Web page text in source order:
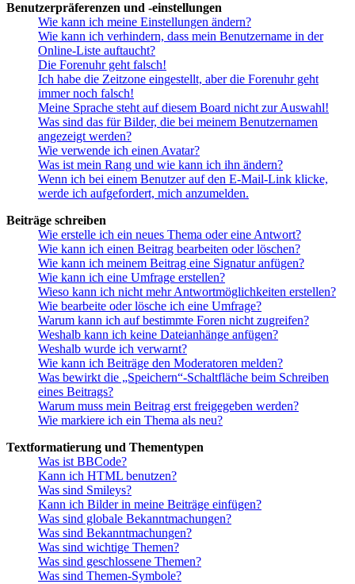
Benutzerpräferenzen und -einstellungen
Wie kann ich meine Einstellungen ändern?
Wie kann ich verhindern, dass mein Benutzername in der
Online-Liste auftaucht?
Die Forenuhr geht falsch!
Ich habe die Zeitzone eingestellt, aber die Forenuhr geht
immer noch falsch!
Meine Sprache steht auf diesem Board nicht zur Auswahl!
Was sind das für Bilder, die bei meinem Benutzernamen
angezeigt werden?
Wie verwende ich einen Avatar?
Was ist mein Rang und wie kann ich ihn ändern?
Wenn ich bei einem Benutzer auf den E-Mail-Link klicke,
werde ich aufgefordert, mich anzumelden.
Beiträge schreiben
Wie erstelle ich ein neues Thema oder eine Antwort?
Wie kann ich einen Beitrag bearbeiten oder löschen?
Wie kann ich meinem Beitrag eine Signatur anfügen?
Wie kann ich eine Umfrage erstellen?
Wieso kann ich nicht mehr Antwortmöglichkeiten erstellen?
Wie bearbeite oder lösche ich eine Umfrage?
Warum kann ich auf bestimmte Foren nicht zugreifen?
Weshalb kann ich keine Dateianhänge anfügen?
Weshalb wurde ich verwarnt?
Wie kann ich Beiträge den Moderatoren melden?
Was bewirkt die „Speichern“-Schaltfläche beim Schreiben
eines Beitrags?
Warum muss mein Beitrag erst freigegeben werden?
Wie markiere ich ein Thema als neu?
Textformatierung und Thementypen
Was ist BBCode?
Kann ich HTML benutzen?
Was sind Smileys?
Kann ich Bilder in meine Beiträge einfügen?
Was sind globale Bekanntmachungen?
Was sind Bekanntmachungen?
Was sind wichtige Themen?
Was sind geschlossene Themen?
Was sind Themen-Symbole?